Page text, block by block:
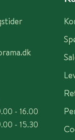
- 16.00
- 15.30